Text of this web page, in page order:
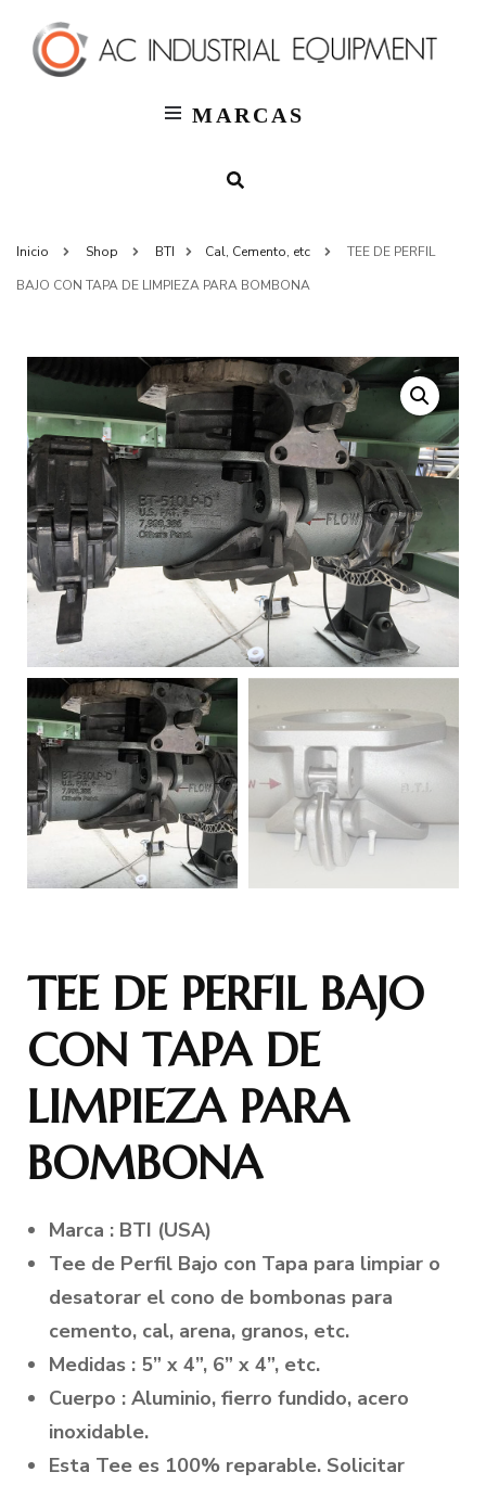
MARCAS
Inicio Shop BTI Cal, Cemento, etc
TEE DE PERFIL
BAJO CON TAPA DE LIMPIEZA PARA BOMBONA
TEE DE PERFIL BAJO
CON TAPA DE
LIMPIEZA PARA
BOMBONA
Marca : BTI (USA)
Tee de Perfil Bajo con Tapa para limpiar o
desatorar el cono de bombonas para
cemento, cal, arena, granos, etc.
Medidas : 5” x 4”, 6” x 4”, etc.
Cuerpo : Aluminio, fierro fundido, acero
inoxidable.
Esta Tee es 100% reparable. Solicitar